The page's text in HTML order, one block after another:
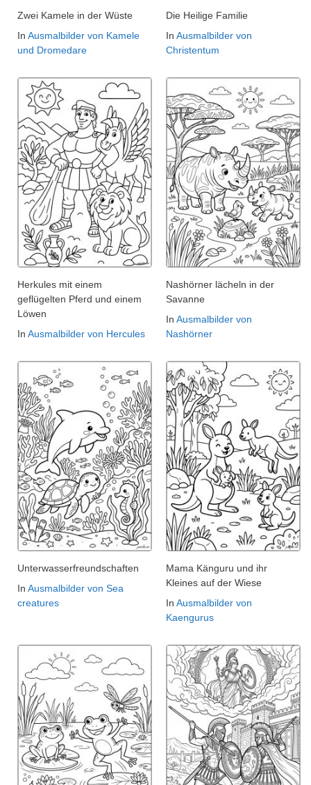
Zwei Kamele in der Wüste
In Ausmalbilder von Kamele
und Dromedare
Die Heilige Familie
In Ausmalbilder von
Christentum
Herkules mit einem
geflügelten Pferd und einem
Löwen
In Ausmalbilder von Hercules
Nashörner lächeln in der
Savanne
In Ausmalbilder von
Nashörner
Unterwasserfreundschaften
In Ausmalbilder von Sea
creatures
Mama Känguru und ihr
Kleines auf der Wiese
In Ausmalbilder von
Kaengurus